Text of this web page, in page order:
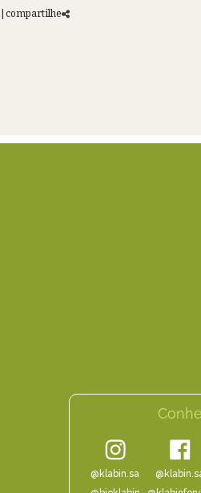
|compartilhe
@klabin.sa